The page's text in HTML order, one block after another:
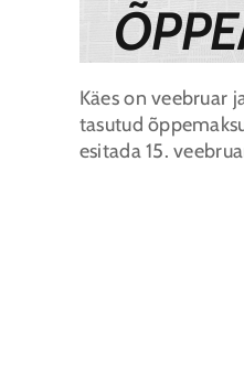
Käes on veebruar
tasutud
esitada 15.